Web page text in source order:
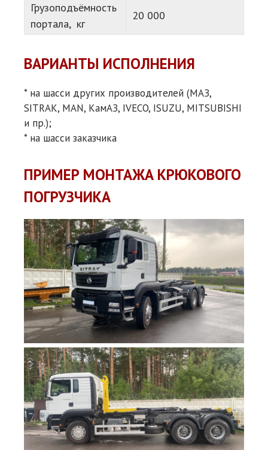
Грузоподъёмность
портала, кг
20 000
ВАРИАНТЫ ИСПОЛНЕНИЯ
* на шасси других производителей (МАЗ,
SITRAK, MAN, КамАЗ, IVECO, ISUZU, MITSUBISHI
и пр.);
* на шасси заказчика
ПРИМЕР МОНТАЖА КРЮКОВОГО
ПОГРУЗЧИКА